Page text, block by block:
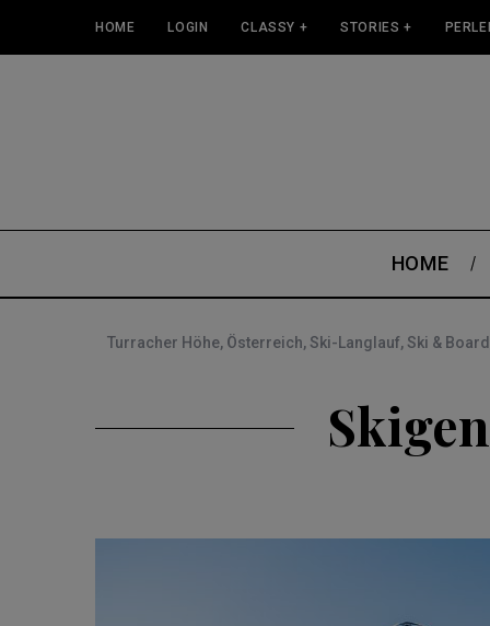
HOME LOGIN CLASSY + STORIES +
HOME
Turracher Höhe, Österreich, Ski-Langlauf, Ski & Board